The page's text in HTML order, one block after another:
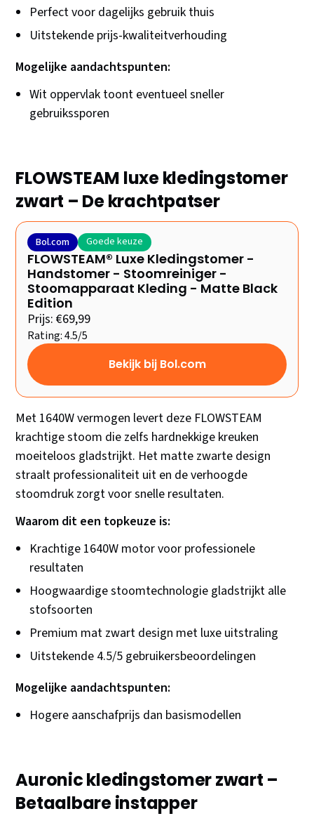
Perfect voor dagelijks gebruik thuis
Uitstekende prijs-kwaliteitverhouding
Mogelijke aandachtspunten:
Wit oppervlak toont eventueel sneller
gebruikssporen
FLOWSTEAM luxe kledingstomer
zwart – De krachtpatser
Bol.com Goede keuze
FLOWSTEAM® Luxe Kledingstomer -
Handstomer - Stoomreiniger -
Stoomapparaat Kleding - Matte Black
Edition
Prijs: €69,99
Rating: 4.5/5
Bekijk bij Bol.com
Met 1640W vermogen levert deze FLOWSTEAM
krachtige stoom die zelfs hardnekkige kreuken
moeiteloos gladstrijkt. Het matte zwarte design
straalt professionaliteit uit en de verhoogde
stoomdruk zorgt voor snelle resultaten.
Waarom dit een topkeuze is:
Krachtige 1640W motor voor professionele
resultaten
Hoogwaardige stoomtechnologie gladstrijkt alle
stofsoorten
Premium mat zwart design met luxe uitstraling
Uitstekende 4.5/5 gebruikersbeoordelingen
Mogelijke aandachtspunten:
Hogere aanschafprijs dan basismodellen
Auronic kledingstomer zwart –
Betaalbare instapper